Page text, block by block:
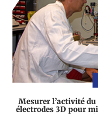
Mesurer l’activité du
électrodes 3D pour